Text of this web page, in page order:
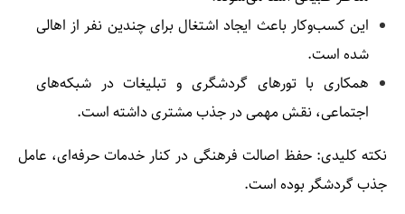
این کسب‌وکار باعث ایجاد اشتغال برای چندین نفر از اهالی
شده است.
همکاری با تورهای گردشگری و تبلیغات در شبکه‌های
اجتماعی، نقش مهمی در جذب مشتری داشته است.
نکته کلیدی: حفظ اصالت فرهنگی در کنار خدمات حرفه‌ای، عامل
جذب گردشگر بوده است.